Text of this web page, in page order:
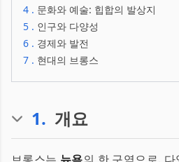
4 . 문화와 예술: 힙합의 발상지
5 . 인구와 다양성
6 . 경제와 발전
7 . 현대의 브롱스
1. 개요